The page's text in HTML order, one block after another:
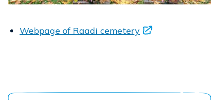
Webpage of Raadi cemetery